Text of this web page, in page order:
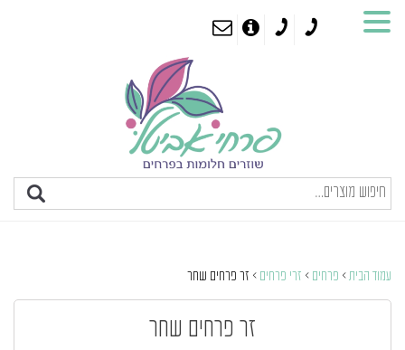
עמוד הבית > פרחים > זרי פרחים > זר פרחים שחר
זר פרחים שחר